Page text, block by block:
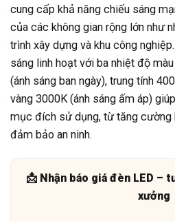
cung cấp khả năng chiếu sáng
của các không gian rộng lớn như
trình xây dựng và khu công
sáng linh hoạt với ba nhiệt độ
(ánh sáng ban ngày), trung tính
vàng 3000K (ánh sáng ấm áp)
mục đích sử dụng, từ tăng cường
đảm bảo an ninh.
📩 Nhận báo giá đèn LED –
xưởng